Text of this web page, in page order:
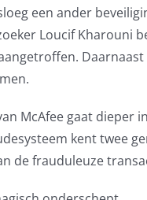
een ander
Loucif Kharouni
McAfee gaat dieper
kent twee
de frauduleuze